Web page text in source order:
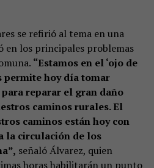
se refirió al tema en una
en los principales problemas
“Estamos en el ‘ojo de
permite hoy día tomar
reparar el gran daño
caminos rurales. El
caminos están hoy con
la circulación de los
señaló Álvarez, quien
horas habilitarán un punto